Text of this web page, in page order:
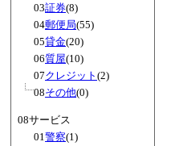
03証券(8)
04郵便局(55)
05貸金(20)
06質屋(10)
07クレジット (2)
08その他(0)
08サービス
01 警察(1)